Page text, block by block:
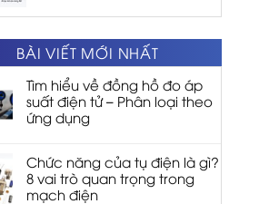
BÀI VIẾT MỚI NHẤT
Tìm hiểu về đồng hồ đo áp
suất điện tử – Phân loại theo
ứng dụng
Chức năng của tụ điện là gì?
8 vai trò quan trọng trong
mạch điện